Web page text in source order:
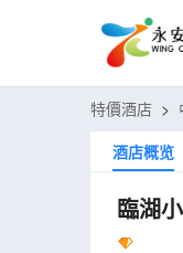
特價酒店 >
酒店概览
臨湖